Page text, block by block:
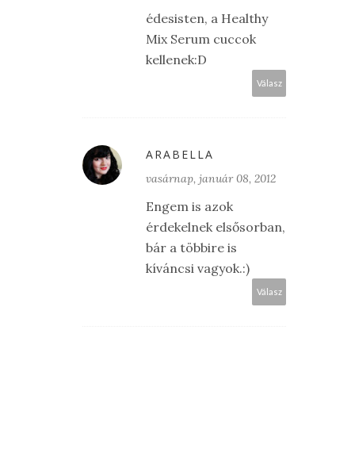
édesisten, a Healthy
Mix Serum cuccok
kellenek:D
Válasz
ARABELLA
vasárnap, január 08, 2012
Engem is azok
érdekelnek elsősorban,
bár a többire is
kíváncsi vagyok.:)
Válasz